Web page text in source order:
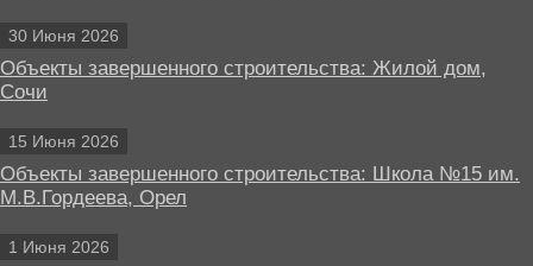
30 Июня 2026
Объекты завершенного строительства: Жилой дом,
Сочи
15 Июня 2026
Объекты завершенного строительства: Школа №15 им.
М.В.Гордеева, Орел
1 Июня 2026